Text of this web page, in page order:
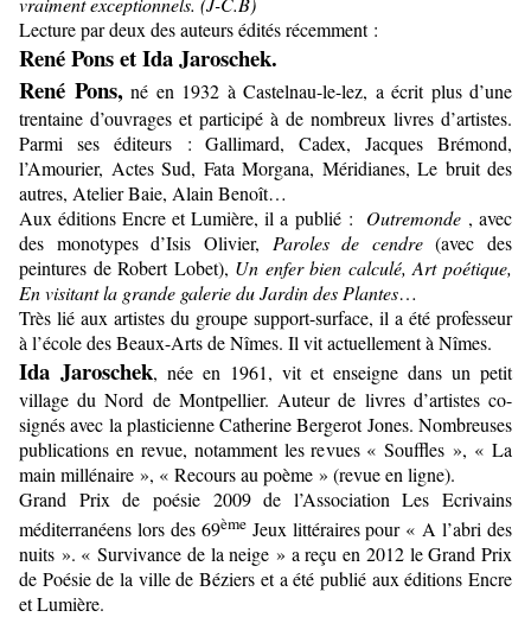
Lecture par deux des auteurs édités récemment :
René Pons et Ida Jaroschek.
René Pons, né en 1932 à Castelnau-le-lez, a écrit plus d’une
trentaine d’ouvrages et participé à de nombreux livres d’artistes.
Parmi ses éditeurs : Gallimard, Cadex, Jacques Brémond,
l’Amourier, Actes Sud, Fata Morgana, Méridianes, Le bruit des
autres, Atelier Baie, Alain Benoît…
Aux éditions Encre et Lumière, il a publié : Outremonde, avec
des monotypes d’Isis Olivier, Paroles de cendre(avec des
peintures de Robert Lobet), Un enfer bien calculé, Art poétique,
En visitant la grande galerie du Jardin des Plantes…
Très lié aux artistes du groupe support-surface, il a été professeur
à l’école des Beaux-Arts de Nîmes. Il vit actuellement à Nîmes.
Ida Jaroschek, née en 1961, vit et enseigne dans un petit
village du Nord de Montpellier. Auteur de livres d’artistes co-
signés avec la plasticienne Catherine Bergerot Jones. Nombreuses
publications en revue, notamment les revues « Souffles », « La
main millénaire », « Recours au poème » (revue en ligne).
Grand Prix de poésie 2009 de l’Association Les Ecrivains
méditerranéens lors des 69èmeJeux littéraires pour « A l’abri des
nuits ». « Survivance de la neige » a reçu en 2012 le Grand Prix
de Poésie de la ville de Béziers et a été publié aux éditions Encre
et Lumière.